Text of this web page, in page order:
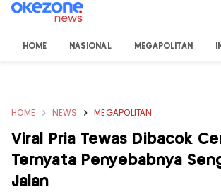
HOME NASIONAL MEGAPOLITAN
HOME NEWS MEGAPOLITAN
Viral Pria Tewas Dibacok
Ternyata Penyebabnya
Jalan